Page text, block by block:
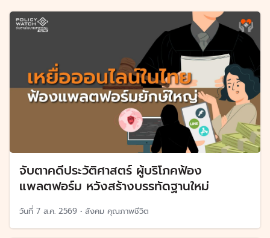
จับตาคดีประวัติศาสตร์ ผู้บริโภคฟ้อง
แพลตฟอร์ม หวังสร้างบรรทัดฐานใหม่
วันที่ 7 ส.ค. 2569 • สังคม คุณภาพชีวิต